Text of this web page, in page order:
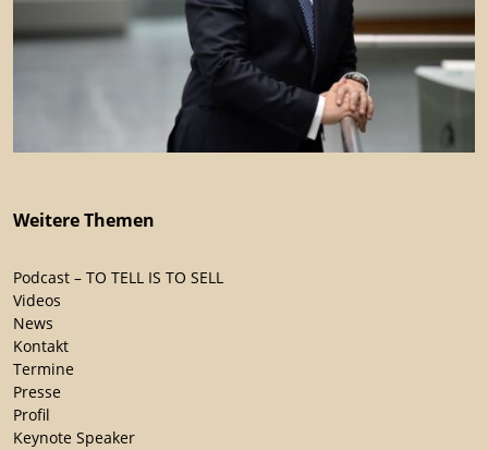
Weitere Themen
Podcast – TO TELL IS TO SELL
Videos
News
Kontakt
Termine
Presse
Profil
Keynote Speaker